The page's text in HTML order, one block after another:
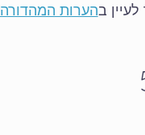
בהערות המהדורה